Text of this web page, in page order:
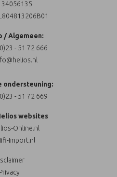
34056135
/ Algemeen:
- 51 72 666
ondersteuning:
- 51 72 669
websites
Online.nl
Import.nl